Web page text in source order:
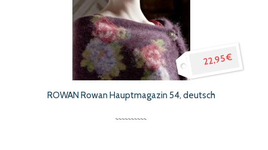
22,95 €
ROWAN Rowan Hauptmagazin 54, deutsch